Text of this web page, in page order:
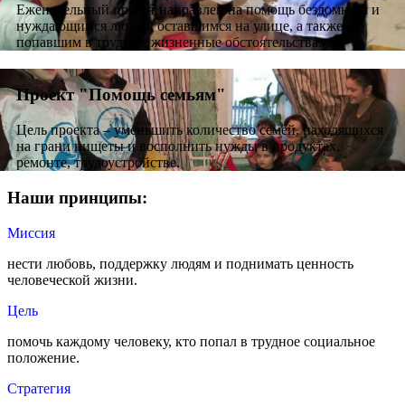
Еженедельный проект направлен на помощь бездомным и
нуждающимся людям, оставшимся на улице, а также
попавшим в трудные жизненные обстоятельства.
Проект "Помощь семьям"
Цель проекта – уменьшить количество семей, находящихся
на грани нищеты и восполнить нужды в продуктах,
ремонте, трудоустройстве.
Наши принципы:
Миссия
нести любовь, поддержку людям и поднимать ценность
человеческой жизни.
Цель
помочь каждому человеку, кто попал в трудное социальное
положение.
Стратегия